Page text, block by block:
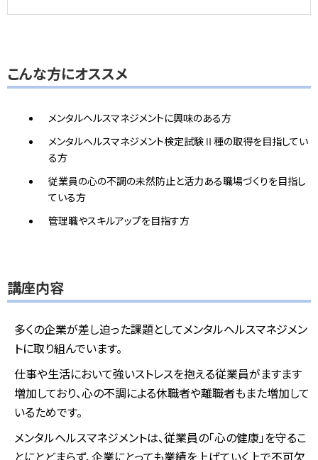
こんな方にオススメ
メンタルヘルスマネジメントに興味のある方
メンタルヘルスマネジメント検定試験Ⅱ種の取得を目指してい
る方
従業員の心の不調の未然防止と活力ある職場づくりを目指し
ている方
管理職やスキルアップを目指す方
講座内容
多くの企業が差し迫った課題としてメンタルヘルスマネジメン
トに取り組んでいます。
仕事や生活において強いストレスを抱える従業員がますます
増加しており、心の不調による休職者や離職者もまた増加して
いるためです。
メンタルヘルスマネジメントは、従業員の「心の健康」を守るこ